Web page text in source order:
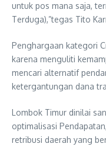
untuk pos mana saja,
Terduga),”tegas Tito
Penghargaan kategori
karena menguliti
mencari alternatif
ketergantungan dana
Lombok Timur dinilai
optimalisasi
retribusi daerah yang